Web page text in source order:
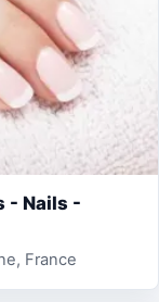
- Nails -
France